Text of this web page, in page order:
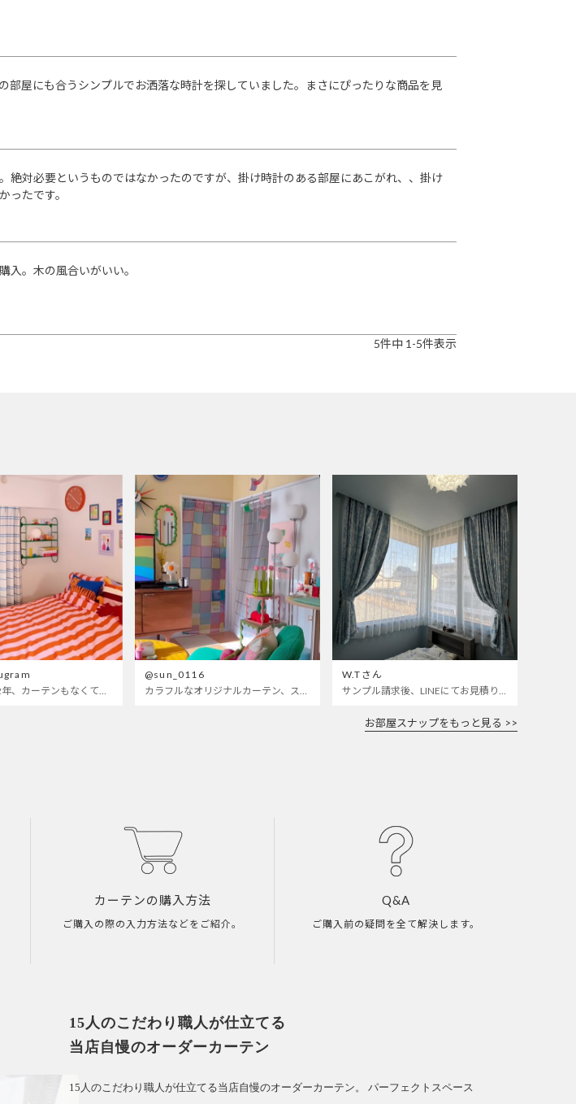
部屋にも合うシンプルでお洒落な時計を探していました。まさにぴったりな商品を見
絶対必要というものではなかったのですが、掛け時計のある部屋にあこがれ、、掛け
ったです。
入。木の風合いがいい。
5件中 1 -5件表示
引っ越して2年、カーテンもなくて放置されてた部屋wせめてもの可愛くしたくてつけたベットカバーもサイズが合ってないので思いっきり全部変えてみたら、遂に生まれ変わった〜
@sun_0116
カラフルなオリジナルカーテン、ステンドグラスレースをお迎えしました🌈 いつも開けっぱなしの寝室とお仕事部屋の仕切りカーテンにしました 🫣❣️
W.Tさん
サンプル請求後、LINEにてお見積り依頼をしました。 部屋によく合います。 ありがとうございました。
お部屋スナップをもっと見る >>
カーテンの購入方法
ご購入の際の入力方法などをご紹介。
Q&A
ご購入前の疑問を全て解決します。
15人のこだわり職人が仕立てる
当店自慢のオーダーカーテン
15人のこだわり職人が仕立てる当店自慢のオーダーカーテン。
パーフェクトスペース